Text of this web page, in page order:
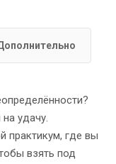
удачу.
практикум, где вы
взять под